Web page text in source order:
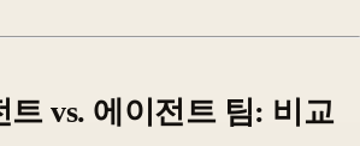
트 vs. 에이전트 팀: 비교